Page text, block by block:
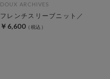
DOUX ARCHIVES
フレンチスリーブニット／
￥6,600